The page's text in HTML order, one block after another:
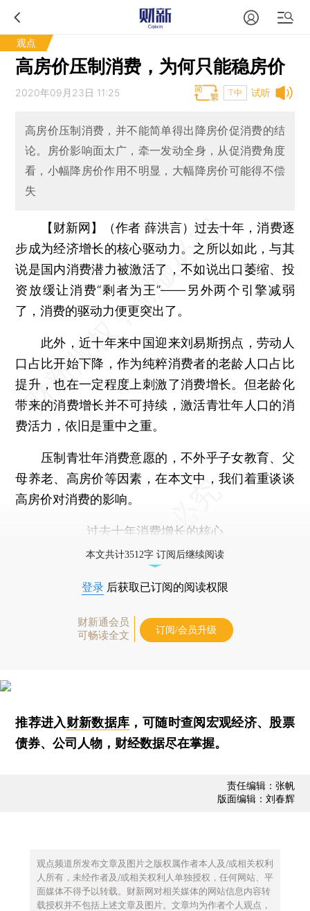
观点
高房价压制消费，为何只能稳房价
试听
2020年09月23日 11:25 T中
高房价压制消费，并不能简单得出降房价促消费的结
论。房价影响面太广，牵一发动全身，从促消费角度
看，小幅降房价作用不明显，大幅降房价可能得不偿
失
【财新网】（作者 薛洪言） 过去十年，消费逐
步成为经济增长的核心驱动力。之所以如此，与其
说是国内消费潜力被激活了，不如说出口萎缩、投
资放缓让消费“剩者为王”——另外两个引擎减弱
了，消费的驱动力便更突出了。
此外，近十年来中国迎来刘易斯拐点，劳动人
口占比开始下降，作为纯粹消费者的老龄人口占比
提升，也在一定程度上刺激了消费增长。但老龄化
带来的消费增长并不可持续，激活青壮年人口的消
费活力，依旧是重中之重。
压制青壮年消费意愿的，不外乎子女教育、父
母养老、高房价等因素，在本文中，我们着重谈谈
高房价对消费的影响。
过去十年消费增长的核心
本文共计3512字 订阅后继续阅读
登录 后获取已订阅的阅读权限
财新通会员
可畅读全文
订阅/会员升级
推荐进入财新数据库 ，可随时查阅宏观经济、股票
债券、公司人物，财经数据尽在掌握。
责任编辑：张帆
版面编辑：刘春辉
观点频道所发布文章及图片之版权属作者本人及/或相关权利
人所有，未经作者及/或相关权利人单独授权，任何网站、平
面媒体不得予以转载。财新网对相关媒体的网站信息内容转
载授权并不包括上述文章及图片。文章均为作者个人观点，